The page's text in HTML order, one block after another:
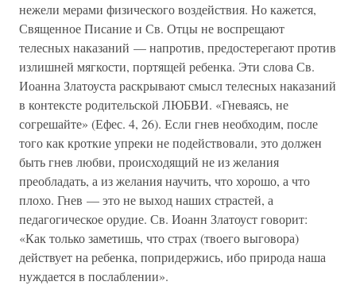
нежели мерами физического воздействия. Но кажется,
Священное Писание и Св. Отцы не воспрещают
телесных наказаний — напротив, предостерегают против
излишней мягкости, портящей ребенка. Эти слова Св.
Иоанна Златоуста раскрывают смысл телесных наказаний
в контексте родительской ЛЮБВИ. «Гневаясь, не
согрешайте» (Ефес. 4, 26). Если гнев необходим, после
того как кроткие упреки не подействовали, это должен
быть гнев любви, происходящий не из желания
преобладать, а из желания научить, что хорошо, а что
плохо. Гнев — это не выход наших страстей, а
педагогическое орудие. Св. Иоанн Златоуст говорит:
«Как только заметишь, что страх (твоего выговора)
действует на ребенка, попридержись, ибо природа наша
нуждается в послаблении».